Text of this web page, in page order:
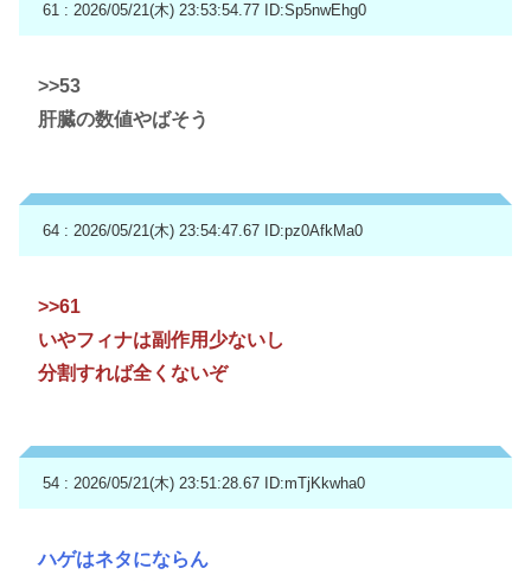
61 : 2026/05/21(木) 23:53:54.77 ID:Sp5nwEhg0
>>53
肝臓の数値やばそう
64 : 2026/05/21(木) 23:54:47.67 ID:pz0AfkMa0
>>61
いやフィナは副作用少ないし
分割すれば全くないぞ
54 : 2026/05/21(木) 23:51:28.67 ID:mTjKkwha0
ハゲはネタにならん